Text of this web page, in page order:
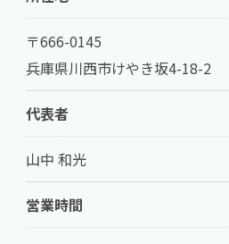
〒666-0145
兵庫県川西市けやき坂4-18-2
代表者
山中 和光
営業時間